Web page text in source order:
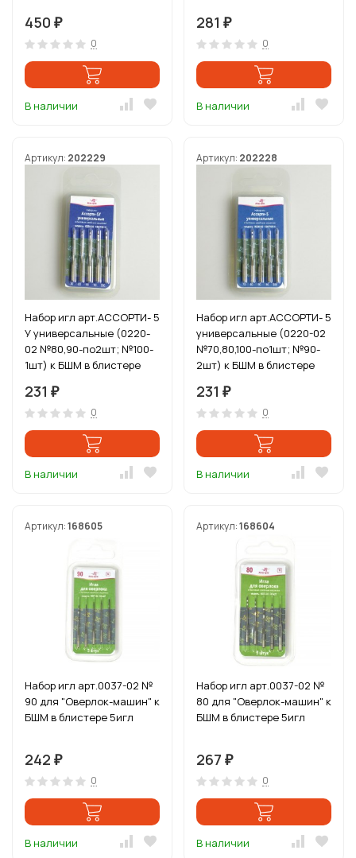
450 ₽
0
В наличии
281 ₽
0
В наличии
Артикул: 202229
Набор игл арт.АССОРТИ- 5
У универсальные (0220-
02 №80,90-по2шт; №100-
1шт) к БШМ в блистере
231 ₽
0
В наличии
Артикул: 202228
Набор игл арт.АССОРТИ- 5
универсальные (0220-02
№70,80,100-по1шт; №90-
2шт) к БШМ в блистере
231 ₽
0
В наличии
Артикул:168605
Набор игл арт.0037-02 №
90 для "Оверлок-машин" к
БШМ в блистере 5игл
242 ₽
0
В наличии
Артикул:168604
Набор игл арт.0037-02 №
80 для "Оверлок-машин" к
БШМ в блистере 5игл
267 ₽
0
В наличии